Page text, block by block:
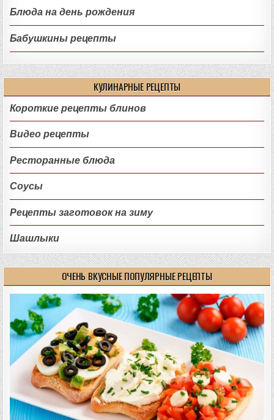
Блюда на день рождения
Бабушкины рецепты
КУЛИНАРНЫЕ РЕЦЕПТЫ
Короткие рецепты блинов
Видео рецепты
Ресторанные блюда
Соусы
Рецепты заготовок на зиму
Шашлыки
ОЧЕНЬ ВКУСНЫЕ ПОПУЛЯРНЫЕ РЕЦЕПТЫ